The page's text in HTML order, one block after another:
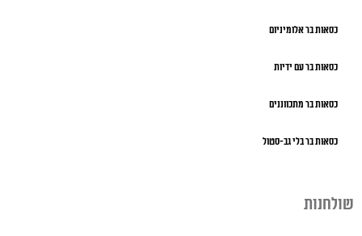
כסאות בר אלומיניום
כסאות בר עם ידיות
כסאות בר מתכווננים
כסאות בר בלי גב-סטול
שולחנות